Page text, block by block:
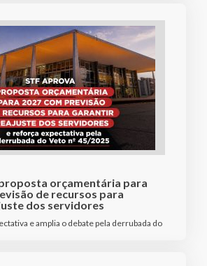
orçamentária para
de recursos para
dos servidores
e amplia o debate pela derrubada do